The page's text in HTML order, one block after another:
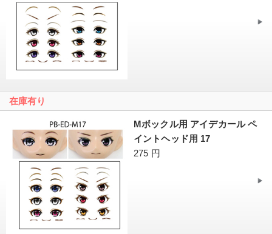
在庫有り
Mボックル用 アイデカール ペ
イントヘッド用 17
275 円